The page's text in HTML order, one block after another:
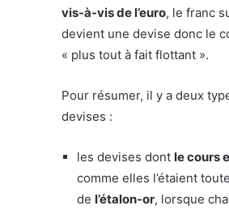
vis-à-vis de l’euro, le franc
devient une devise donc le
« plus tout à fait flottant ».
Pour résumer, il y a deux
devises :
les devises dont le cours
comme elles l’étaient
de l’étalon-or, lorsque